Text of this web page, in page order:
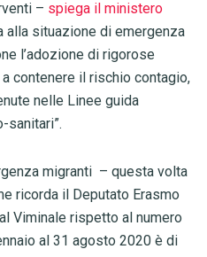
– spiega il ministero
alla situazione di emergenza
l’adozione di rigorose
contenere il rischio contagio,
nelle Linee guida
sanitari”.
migranti – questa volta
ricorda il Deputato Erasmo
Viminale rispetto al numero
al 31 agosto 2020 è di